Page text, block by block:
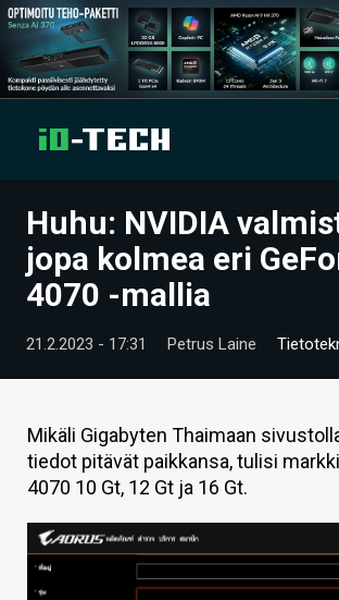
UUTISET
ARTIKKELIT
VIDEOT
TECHBBS
TIETOA
HINTA.FI
VAIHDA TEEMA
Huhu: NVIDIA
jopa kolmea eri
4070 -mallia
21.2.2023 - 17:31 Petrus Laine
Mikäli Gigabyten Thaimaan
tiedot pitävät paikkansa, tulisi
4070 10 Gt, 12 Gt ja 16 Gt.